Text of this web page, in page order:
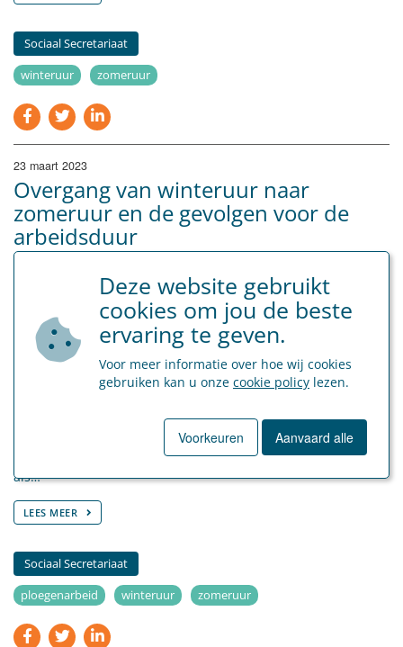
Sociaal Secretariaat
winteruur zomeruur
23 maart 2023
Overgang van winteruur naar
zomeruur en de gevolgen voor de
arbeidsduur
2023 wordt opnieuw overgeschakeld naar zomeruur (van 2
uur naar 3 uur). Voor uw werknemers in de nachtploeg kan
dit specifieke gevolgen hebben. De nachtploeg is dezelfde
als…
LEES MEER
Sociaal Secretariaat
ploegenarbeid winteruur zomeruur
Deze website gebruikt
cookies om jou de beste
ervaring te geven.
Voor meer informatie over hoe wij cookies
gebruiken kan u onze cookie policy lezen.
Voorkeuren Aanvaard alle